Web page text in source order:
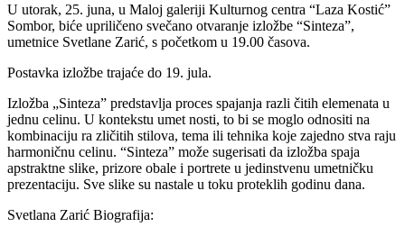
U utorak, 25. juna, u Maloj galeriji Kulturnog centra “Laza Kostić”
Sombor, biće upriličeno svečano otvaranje izložbe “Sinteza”,
umetnice Svetlane Zarić, s početkom u 19.00 časova.
Postavka izložbe trajaće do 19. jula.
Izložba „Sinteza” predstavlja proces spajanja razli čitih elemenata u
jednu celinu. U kontekstu umet nosti, to bi se moglo odnositi na
kombinaciju ra zličitih stilova, tema ili tehnika koje zajedno stva raju
harmoničnu celinu. “Sinteza” može sugerisati da izložba spaja
apstraktne slike, prizore obale i portrete u jedinstvenu umetničku
prezentaciju. Sve slike su nastale u toku proteklih godinu dana.
Svetlana Zarić Biografija: